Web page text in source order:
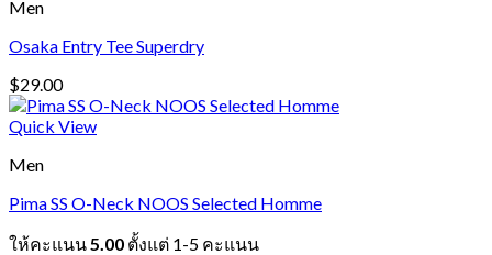
Men
Osaka Entry Tee Superdry
$29.00
Quick View
Men
Pima SS O-Neck NOOS Selected Homme
ให้คะแนน 5.00 ตั้งแต่ 1-5 คะแนน